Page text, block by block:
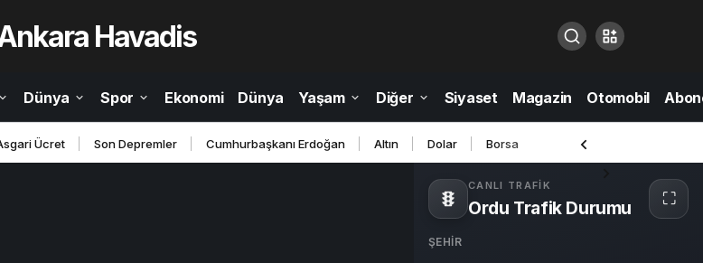
Havadis
Dünya Spor Ekonomi Dünya Yaşam Diğer Siyaset Magazin Otomobil
Ücret Son Depremler Cumhurbaşkanı Erdoğan Altın Dolar Borsa
CANLI TRAFIK
Ordu Trafik Durumu ⛶
Tam
ŞEHIR